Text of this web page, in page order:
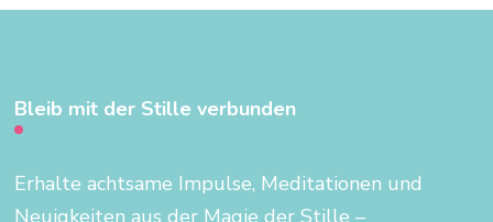
Bleib mit der Stille verbunden
Erhalte achtsame Impulse, Meditationen und
Neuigkeiten aus der Magie der Stille –